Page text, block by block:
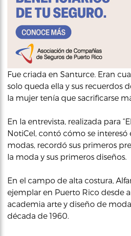
Fue criada en Santurce. Eran
solo queda ella y sus recuerdos
la mujer tenía que sacrificarse
En la entrevista, realizada para
NotiCel, contó cómo se interesó
modas, recordó sus primeros
la moda y sus primeros diseños.
En el campo de alta costura,
ejemplar en Puerto Rico desde
academia arte y diseño de
década de 1960.